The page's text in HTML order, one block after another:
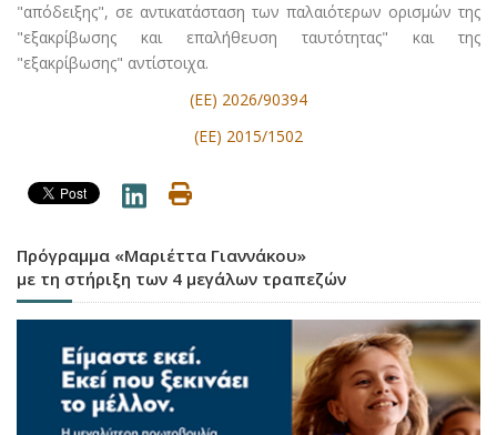
"απόδειξης", σε αντικατάσταση των παλαιότερων ορισμών της
"εξακρίβωσης και επαλήθευση ταυτότητας" και της
"εξακρίβωσης" αντίστοιχα.
(ΕΕ) 2026/90394
(ΕΕ) 2015/1502
Πρόγραμμα «Μαριέττα Γιαννάκου»
με τη στήριξη των 4 μεγάλων τραπεζών